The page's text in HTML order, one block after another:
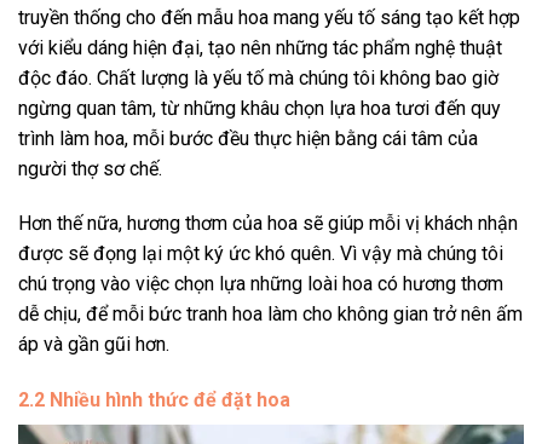
truyền thống cho đến mẫu hoa mang yếu tố sáng tạo kết hợp
với kiểu dáng hiện đại, tạo nên những tác phẩm nghệ thuật
độc đáo. Chất lượng là yếu tố mà chúng tôi không bao giờ
ngừng quan tâm, từ những khâu chọn lựa hoa tươi đến quy
trình làm hoa, mỗi bước đều thực hiện bằng cái tâm của
người thợ sơ chế.
Hơn thế nữa, hương thơm của hoa sẽ giúp mỗi vị khách nhận
được sẽ đọng lại một ký ức khó quên. Vì vậy mà chúng tôi
chú trọng vào việc chọn lựa những loài hoa có hương thơm
dễ chịu, để mỗi bức tranh hoa làm cho không gian trở nên ấm
áp và gần gũi hơn.
2.2 Nhiều hình thức để đặt hoa